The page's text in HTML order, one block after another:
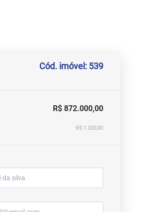
Cód. imóvel: 539
R$ 872.000,00
R$ 1.200,00